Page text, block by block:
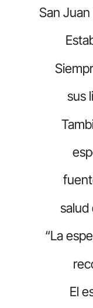
San
sus
salud
“La
El